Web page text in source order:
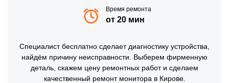
Время ремонта
от 20 мин
Специалист бесплатно сделает диагностику устройства,
найдём причину неисправности. Выберем фирменную
деталь, скажем цену ремонтных работ и сделаем
качественный ремонт монитора в Кирове.